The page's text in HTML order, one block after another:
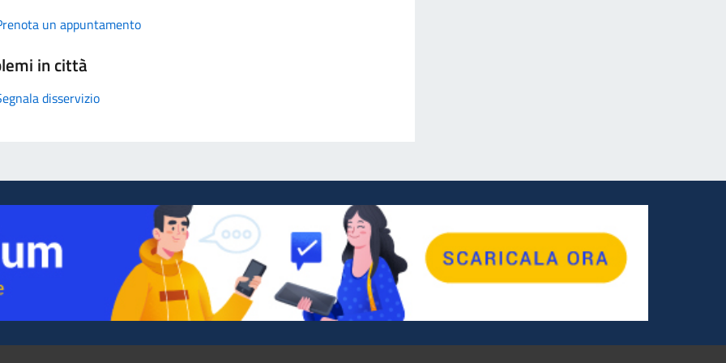
un appuntamento
in città
disservizio